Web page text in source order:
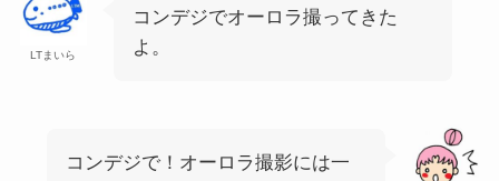
LTまいら
コンデジでオーロラ撮ってきた
よ。
コンデジで！オーロラ撮影には一